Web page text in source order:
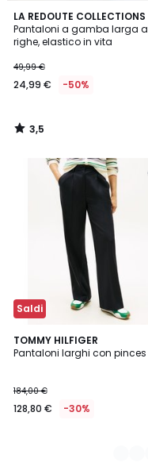
LA REDOUTE COLLECTIONS
Pantaloni a gamba larga a
righe, elastico in vita
49,99 €
24,99 € -50%
3,5
/ 5
3,5
/
Saldi
TOMMY HILFIGER
Pantaloni larghi con pinces
184,00 €
128,80 € -30%
2
Colori